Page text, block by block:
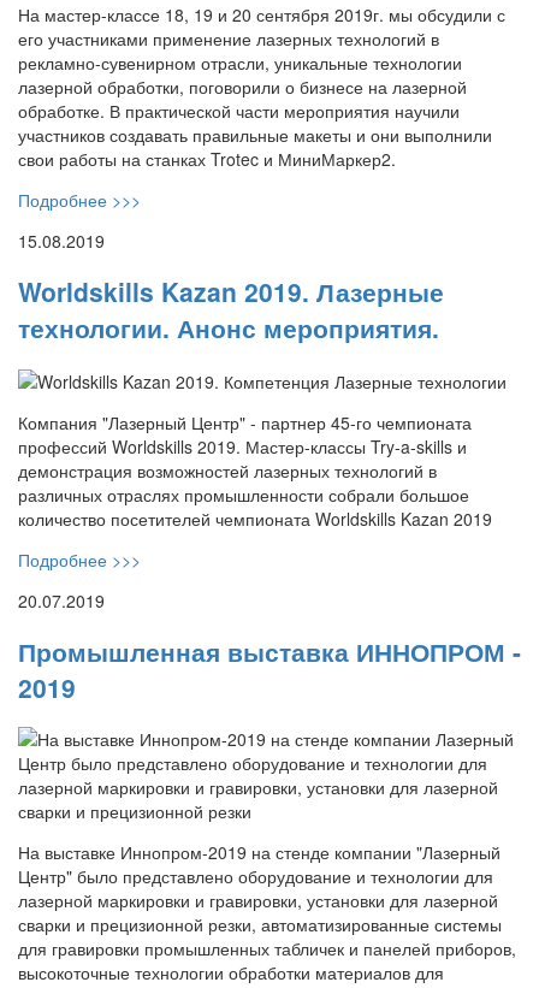
На мастер-классе 18, 19 и 20 сентября 2019г. мы обсудили с
его участниками применение лазерных технологий в
рекламно-сувенирном отрасли, уникальные технологии
лазерной обработки, поговорили о бизнесе на лазерной
обработке. В практической части мероприятия научили
участников создавать правильные макеты и они выполнили
свои работы на станках Trotec и МиниМаркер2.
Подробнее >>>
15.08.2019
Worldskills Kazan 2019. Лазерные
технологии. Анонс мероприятия.
Компания "Лазерный Центр" - партнер 45-го чемпионата
профессий Worldskills 2019. Мастер-классы Try-a-skills и
демонстрация возможностей лазерных технологий в
различных отраслях промышленности собрали большое
количество посетителей чемпионата Worldskills Kazan 2019
Подробнее >>>
20.07.2019
Промышленная выставка ИННОПРОМ -
2019
На выставке Иннопром-2019 на стенде компании "Лазерный
Центр" было представлено оборудование и технологии для
лазерной маркировки и гравировки, установки для лазерной
сварки и прецизионной резки, автоматизированные системы
для гравировки промышленных табличек и панелей приборов,
высокоточные технологии обработки материалов для